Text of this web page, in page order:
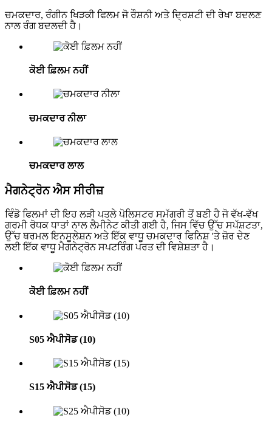
ਚਮਕਦਾਰ, ਰੰਗੀਨ ਖਿੜਕੀ ਫਿਲਮ ਜੋ ਰੌਸ਼ਨੀ ਅਤੇ ਦ੍ਰਿਸ਼ਟੀ ਦੀ ਰੇਖਾ ਬਦਲਣ
ਨਾਲ ਰੰਗ ਬਦਲਦੀ ਹੈ।
ਕੋਈ ਫ਼ਿਲਮ ਨਹੀਂ
ਚਮਕਦਾਰ ਨੀਲਾ
ਚਮਕਦਾਰ ਲਾਲ
ਮੈਗਨੇਟ੍ਰੋਨ ਐਸ ਸੀਰੀਜ਼
ਵਿੰਡੋ ਫਿਲਮਾਂ ਦੀ ਇਹ ਲੜੀ ਪਤਲੇ ਪੋਲਿਸਟਰ ਸਮੱਗਰੀ ਤੋਂ ਬਣੀ ਹੈ ਜੋ ਵੱਖ-ਵੱਖ
ਗਰਮੀ ਰੋਧਕ ਧਾਤਾਂ ਨਾਲ ਲੈਮੀਨੇਟ ਕੀਤੀ ਗਈ ਹੈ, ਜਿਸ ਵਿੱਚ ਉੱਚ ਸਪੱਸ਼ਟਤਾ,
ਉੱਚ ਥਰਮਲ ਇਨਸੂਲੇਸ਼ਨ ਅਤੇ ਇੱਕ ਵਾਧੂ ਚਮਕਦਾਰ ਫਿਨਿਸ਼ 'ਤੇ ਜ਼ੋਰ ਦੇਣ
ਲਈ ਇੱਕ ਵਾਧੂ ਮੈਗਨੇਟ੍ਰੋਨ ਸਪਟਰਿੰਗ ਪਰਤ ਦੀ ਵਿਸ਼ੇਸ਼ਤਾ ਹੈ।
ਕੋਈ ਫ਼ਿਲਮ ਨਹੀਂ
S05 ਐਪੀਸੋਡ (10)
S15 ਐਪੀਸੋਡ (15)